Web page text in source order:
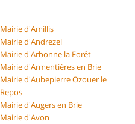
Mairie d'Amillis
Mairie d'Andrezel
Mairie d'Arbonne la Forêt
Mairie d'Armentières en Brie
Mairie d'Aubepierre Ozouer le
Repos
Mairie d'Augers en Brie
Mairie d'Avon